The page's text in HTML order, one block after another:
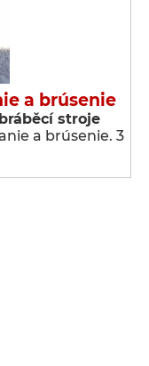
a brúsenie
stroje
a brúsenie. 3